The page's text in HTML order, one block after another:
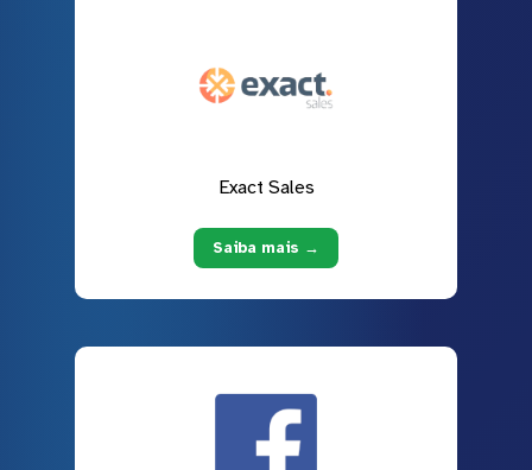
Exact Sales
Saiba mais →